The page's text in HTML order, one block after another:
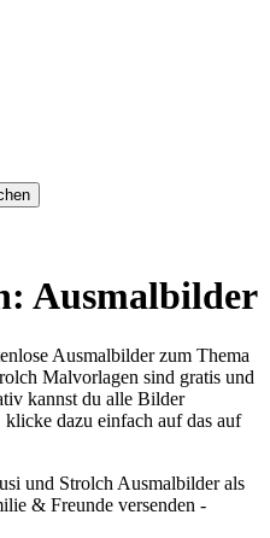
Ausmalbilder
Ausmalbilder zum Thema
Malvorlagen sind gratis und
kannst du alle Bilder
dazu einfach auf das auf
und Strolch Ausmalbilder als
& Freunde versenden -